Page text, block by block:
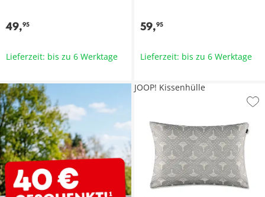
49,95
Lieferzeit: bis zu 6 Werktage
59,95
Lieferzeit: bis zu 6 Werktage
JOOP! Kissenhülle